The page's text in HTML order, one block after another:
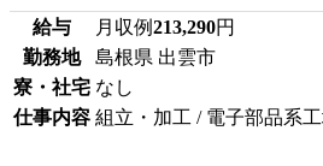
給与 月収例213,290円
勤務地
島根県 出雲市
寮・社宅 なし
仕事内容 組立・加工 / 電子部品系